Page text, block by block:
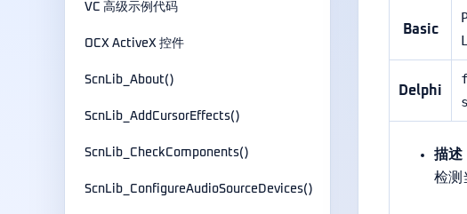
VC 高级示例代码
OCX ActiveX 控件
ScnLib_About()
ScnLib_AddCursorEffects()
ScnLib_CheckComponents()
ScnLib_ConfigureAudioSourceDevices()
Basic
Delphi
描述
检测